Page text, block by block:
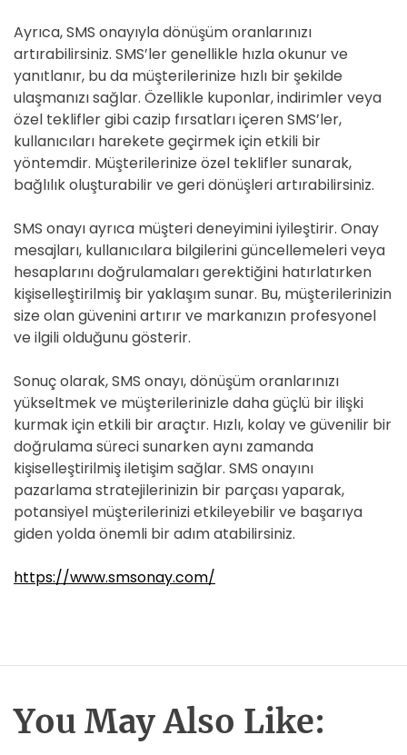
Ayrıca, SMS onayıyla dönüşüm oranlarınızı
artırabilirsiniz. SMS’ler genellikle hızla okunur ve
yanıtlanır, bu da müşterilerinize hızlı bir şekilde
ulaşmanızı sağlar. Özellikle kuponlar, indirimler veya
özel teklifler gibi cazip fırsatları içeren SMS’ler,
kullanıcıları harekete geçirmek için etkili bir
yöntemdir. Müşterilerinize özel teklifler sunarak,
bağlılık oluşturabilir ve geri dönüşleri artırabilirsiniz.
SMS onayı ayrıca müşteri deneyimini iyileştirir. Onay
mesajları, kullanıcılara bilgilerini güncellemeleri veya
hesaplarını doğrulamaları gerektiğini hatırlatırken
kişiselleştirilmiş bir yaklaşım sunar. Bu, müşterilerinizin
size olan güvenini artırır ve markanızın profesyonel
ve ilgili olduğunu gösterir.
Sonuç olarak, SMS onayı, dönüşüm oranlarınızı
yükseltmek ve müşterilerinizle daha güçlü bir ilişki
kurmak için etkili bir araçtır. Hızlı, kolay ve güvenilir bir
doğrulama süreci sunarken aynı zamanda
kişiselleştirilmiş iletişim sağlar. SMS onayını
pazarlama stratejilerinizin bir parçası yaparak,
potansiyel müşterilerinizi etkileyebilir ve başarıya
giden yolda önemli bir adım atabilirsiniz.
https://www.smsonay.com/
You May Also Like: